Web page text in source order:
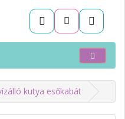
kutya esőkabát